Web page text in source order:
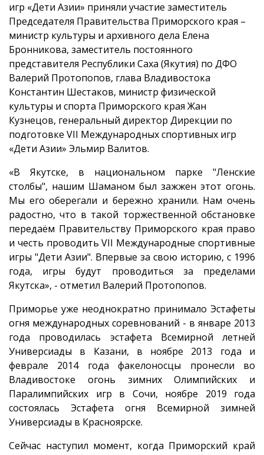
игр «Дети Азии» приняли участие заместитель
Председателя Правительства Приморского края –
министр культуры и архивного дела Елена
Бронникова, заместитель постоянного
представителя Республики Саха (Якутия) по ДФО
Валерий Протопопов, глава Владивостока
Константин Шестаков, министр физической
культуры и спорта Приморского края Жан
Кузнецов, генеральный директор Дирекции по
подготовке VII Международных спортивных игр
«Дети Азии» Эльмир Валитов.
«В Якутске, в национальном парке "Ленские
столбы", нашим Шаманом был зажжен этот огонь.
Мы его оберегали и бережно хранили. Нам очень
радостно, что в такой торжественной обстановке
передаём Правительству Приморского края право
и честь проводить VII Международные спортивные
игры "Дети Азии". Впервые за свою историю, с 1996
года, игры будут проводиться за пределами
Якутска», - отметил Валерий Протопопов.
Приморье уже неоднократно принимало Эстафеты
огня международных соревнований - в январе 2013
года проводилась эстафета Всемирной летней
Универсиады в Казани, в ноябре 2013 года и
феврале 2014 года факелоносцы пронесли во
Владивостоке огонь зимних Олимпийских и
Паралимпийских игр в Сочи, ноябре 2019 года
состоялась Эстафета огня Всемирной зимней
Универсиады в Красноярске.
Сейчас наступил момент, когда Приморский край